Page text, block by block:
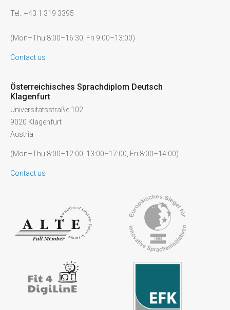
Tel.: +43 1 319 3395
(Mon–Thu 8:00–16:30, Fri 9:00–13:00)
Contact us
Österreichisches Sprachdiplom Deutsch
Klagenfurt
Universitätsstraße 102
9020 Klagenfurt
Austria
(Mon–Thu 8:00–12:00, 13:00–17:00, Fri 8:00–14:00)
Contact us